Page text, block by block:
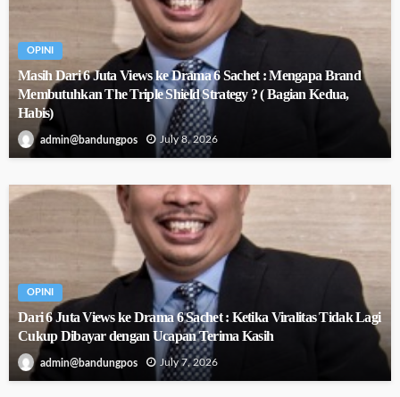
OPINI
Masih Dari 6 Juta Views ke Drama 6 Sachet : Mengapa Brand
Membutuhkan The Triple Shield Strategy ? ( Bagian Kedua,
Habis)
admin@bandungpos July 8, 2026
OPINI
Dari 6 Juta Views ke Drama 6 Sachet : Ketika Viralitas Tidak Lagi
Cukup Dibayar dengan Ucapan Terima Kasih
admin@bandungpos July 7, 2026